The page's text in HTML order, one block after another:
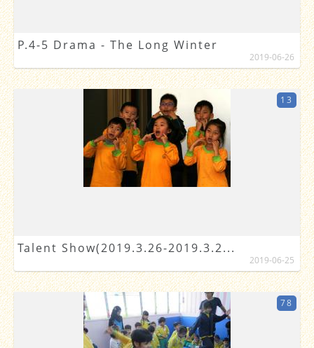
P.4-5 Drama - The Long Winter
2019-06-26
Talent Show(2019.3.26-2019.3.2...
13
2019-06-25
78